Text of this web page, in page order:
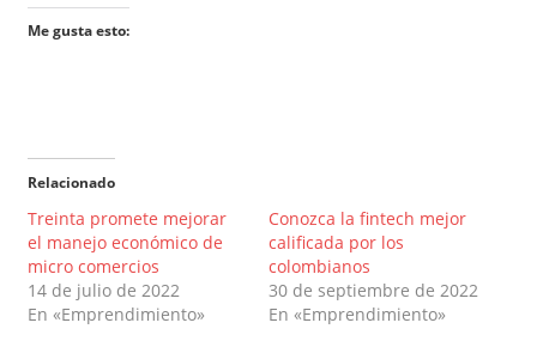
Me gusta esto:
Relacionado
Treinta promete mejorar
el manejo económico de
micro comercios
14 de julio de 2022
En «Emprendimiento»
Conozca la fintech mejor
calificada por los
colombianos
30 de septiembre de 2022
En «Emprendimiento»